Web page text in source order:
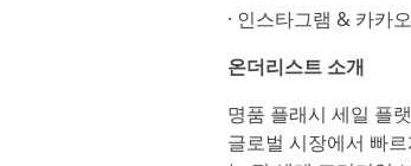
· 인스타그램 & 카카
온더리스트 소개
명품 플래시 세일 플
글로벌 시장에서 빠